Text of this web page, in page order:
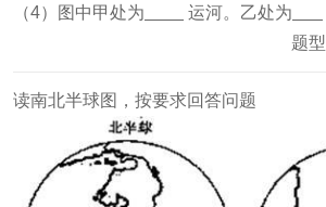
（4）图中甲处为
运河。乙处为
题型
读南北半球图，按要求回答问题